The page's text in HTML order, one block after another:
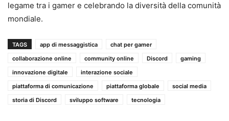
legame tra i gamer e celebrando la diversità della comunità
mondiale.
TAGS app di messaggistica
chat per gamer
collaborazione online
community online Discord
gaming
innovazione digitale
interazione sociale
piattaforma di comunicazione
piattaforma globale
social media
storia di Discord
sviluppo software tecnologia